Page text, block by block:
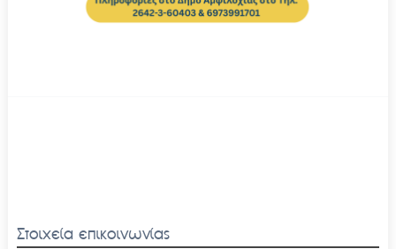
Στοιχεία επικοινωνίας